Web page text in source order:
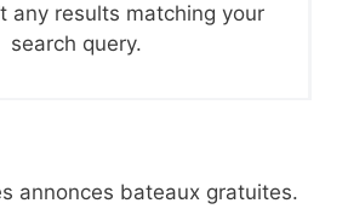
any results matching your
search query.
annonces bateaux gratuites.